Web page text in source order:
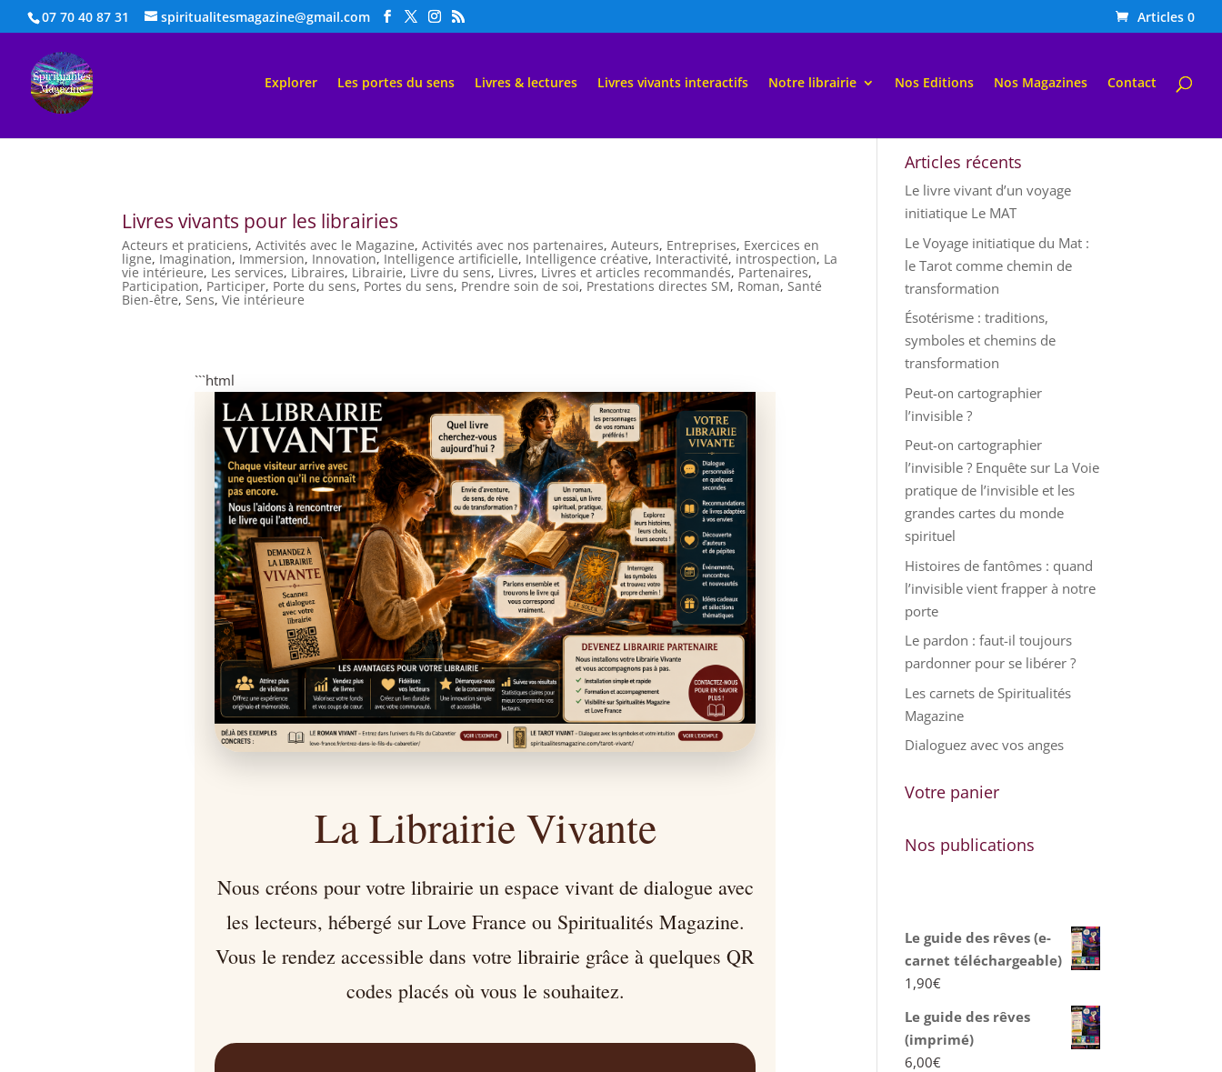
07 70 40 87 31 spiritualitesmagazine@gmail.com Articles 0
Explorer Les portes du sens Livres & lectures Livres vivants interactifs Notre librairie Nos Editions Nos Magazines Contact
Livres vivants pour les librairies
Acteurs et praticiens,Activités avec le Magazine,Activités avec nos partenaires,Auteurs, Entreprises, Exercices en
ligne, Imagination, Immersion, Innovation, Intelligence artificielle, Intelligence créative, Interactivité, introspection, La
vie intérieure, Les services, Libraires, Librairie, Livre du sens, Livres, Livres et articles recommandés, Partenaires,
Participation, Participer, Porte du sens, Portes du sens, Prendre soin de soi, Prestations directes SM, Roman,Santé
Bien-être,Sens,Vie intérieure
```html
La Librairie Vivante
Nous créons pour votre librairie un espace vivant de dialogue avec
les lecteurs, hébergé sur Love France ou Spiritualités Magazine.
Vous le rendez accessible dans votre librairie grâce à quelques QR
codes placés où vous le souhaitez.
Articles récents
Le livre vivant d’un voyage
initiatique Le MAT
Le Voyage initiatique du Mat :
le Tarot comme chemin de
transformation
Ésotérisme : traditions,
symboles et chemins de
transformation
Peut-on cartographier
l’invisible ?
Peut-on cartographier
l’invisible ? Enquête sur La Voie
pratique de l’invisible et les
grandes cartes du monde
spirituel
Histoires de fantômes : quand
l’invisible vient frapper à notre
porte
Le pardon : faut-il toujours
pardonner pour se libérer ?
Les carnets de Spiritualités
Magazine
Dialoguez avec vos anges
Votre panier
Nos publications
Le guide des rêves (e-
carnet téléchargeable)
1,90€
Le guide des rêves
(imprimé)
6,00€